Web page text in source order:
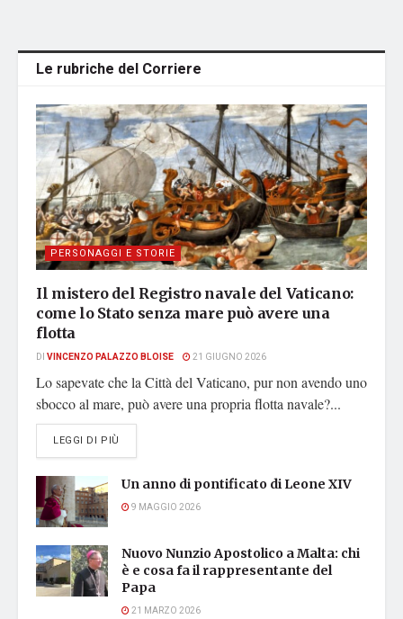
Le rubriche del Corriere
PERSONAGGI E STORIE
Il mistero del Registro navale del Vaticano:
come lo Stato senza mare può avere una
flotta
DI VINCENZO PALAZZO BLOISE 21 GIUGNO 2026
Lo sapevate che la Città del Vaticano, pur non avendo uno
sbocco al mare, può avere una propria flotta navale?...
LEGGI DI PIÙ
Un anno di pontificato di Leone XIV
9 MAGGIO 2026
Nuovo Nunzio Apostolico a Malta: chi
è e cosa fa il rappresentante del
Papa
21 MARZO 2026